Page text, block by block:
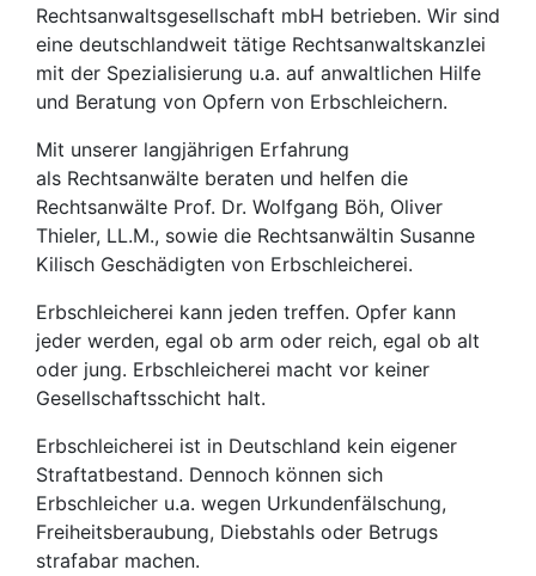
Rechtsanwaltsgesellschaft mbH betrieben. Wir sind
eine deutschlandweit tätige Rechtsanwaltskanzlei
mit der Spezialisierung u.a. auf anwaltlichen Hilfe
und Beratung von Opfern von Erbschleichern.
Mit unserer langjährigen Erfahrung
als Rechtsanwälte beraten und helfen die
Rechtsanwälte Prof. Dr. Wolfgang Böh, Oliver
Thieler, LL.M., sowie die Rechtsanwältin Susanne
Kilisch Geschädigten von Erbschleicherei.
Erbschleicherei kann jeden treffen. Opfer kann
jeder werden, egal ob arm oder reich, egal ob alt
oder jung. Erbschleicherei macht vor keiner
Gesellschaftsschicht halt.
Erbschleicherei ist in Deutschland kein eigener
Straftatbestand. Dennoch können sich
Erbschleicher u.a. wegen Urkundenfälschung,
Freiheitsberaubung, Diebstahls oder Betrugs
strafabar machen.